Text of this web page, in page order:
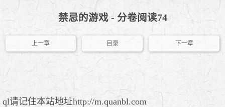
禁忌的游戏 - 分卷阅读74
上一章 目录 下一章
ql请记住本站地址http://m.quanbl.com